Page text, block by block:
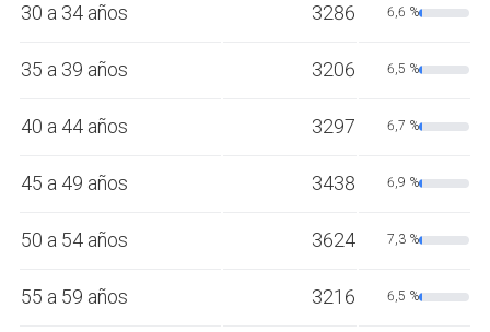
30 a 34 años 3286 6,6 %
35 a 39 años 3206 6,5 %
40 a 44 años 3297 6,7 %
45 a 49 años 3438 6,9 %
50 a 54 años 3624 7,3 %
55 a 59 años 3216 6,5 %